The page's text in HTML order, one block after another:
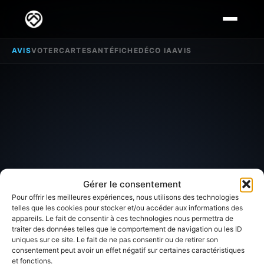
Gérer le consentement
Pour offrir les meilleures expériences, nous utilisons des technologies
telles que les cookies pour stocker et/ou accéder aux informations des
appareils. Le fait de consentir à ces technologies nous permettra de
traiter des données telles que le comportement de navigation ou les ID
uniques sur ce site. Le fait de ne pas consentir ou de retirer son
consentement peut avoir un effet négatif sur certaines caractéristiques
et fonctions.
AVISVOTERCARTESANTÉFICHEDÉCO IAAVIS
SECTEUR D'INTÉRÊT